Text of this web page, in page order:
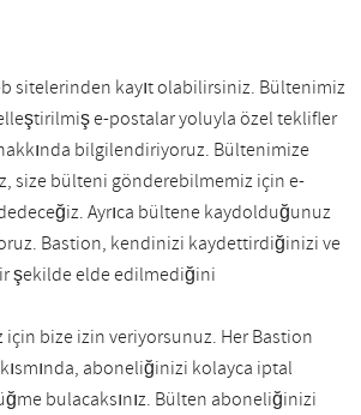
sitelerinden kayıt olabilirsiniz. Bültenimiz
e-postalar yoluyla özel teklifler
bilgilendiriyoruz. Bültenimize
size bülteni gönderebilmemiz için e-
Ayrıca bültene kaydolduğunuz
Bastion, kendinizi kaydettirdiğinizi ve
şekilde elde edilmediğini
bize izin veriyorsunuz. Her Bastion
aboneliğinizi kolayca iptal
bulacaksınız. Bülten aboneliğinizi